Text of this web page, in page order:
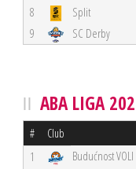
8
Split
9
SC Derby
ABA LIGA
# Club
1 Budućnost VOLI